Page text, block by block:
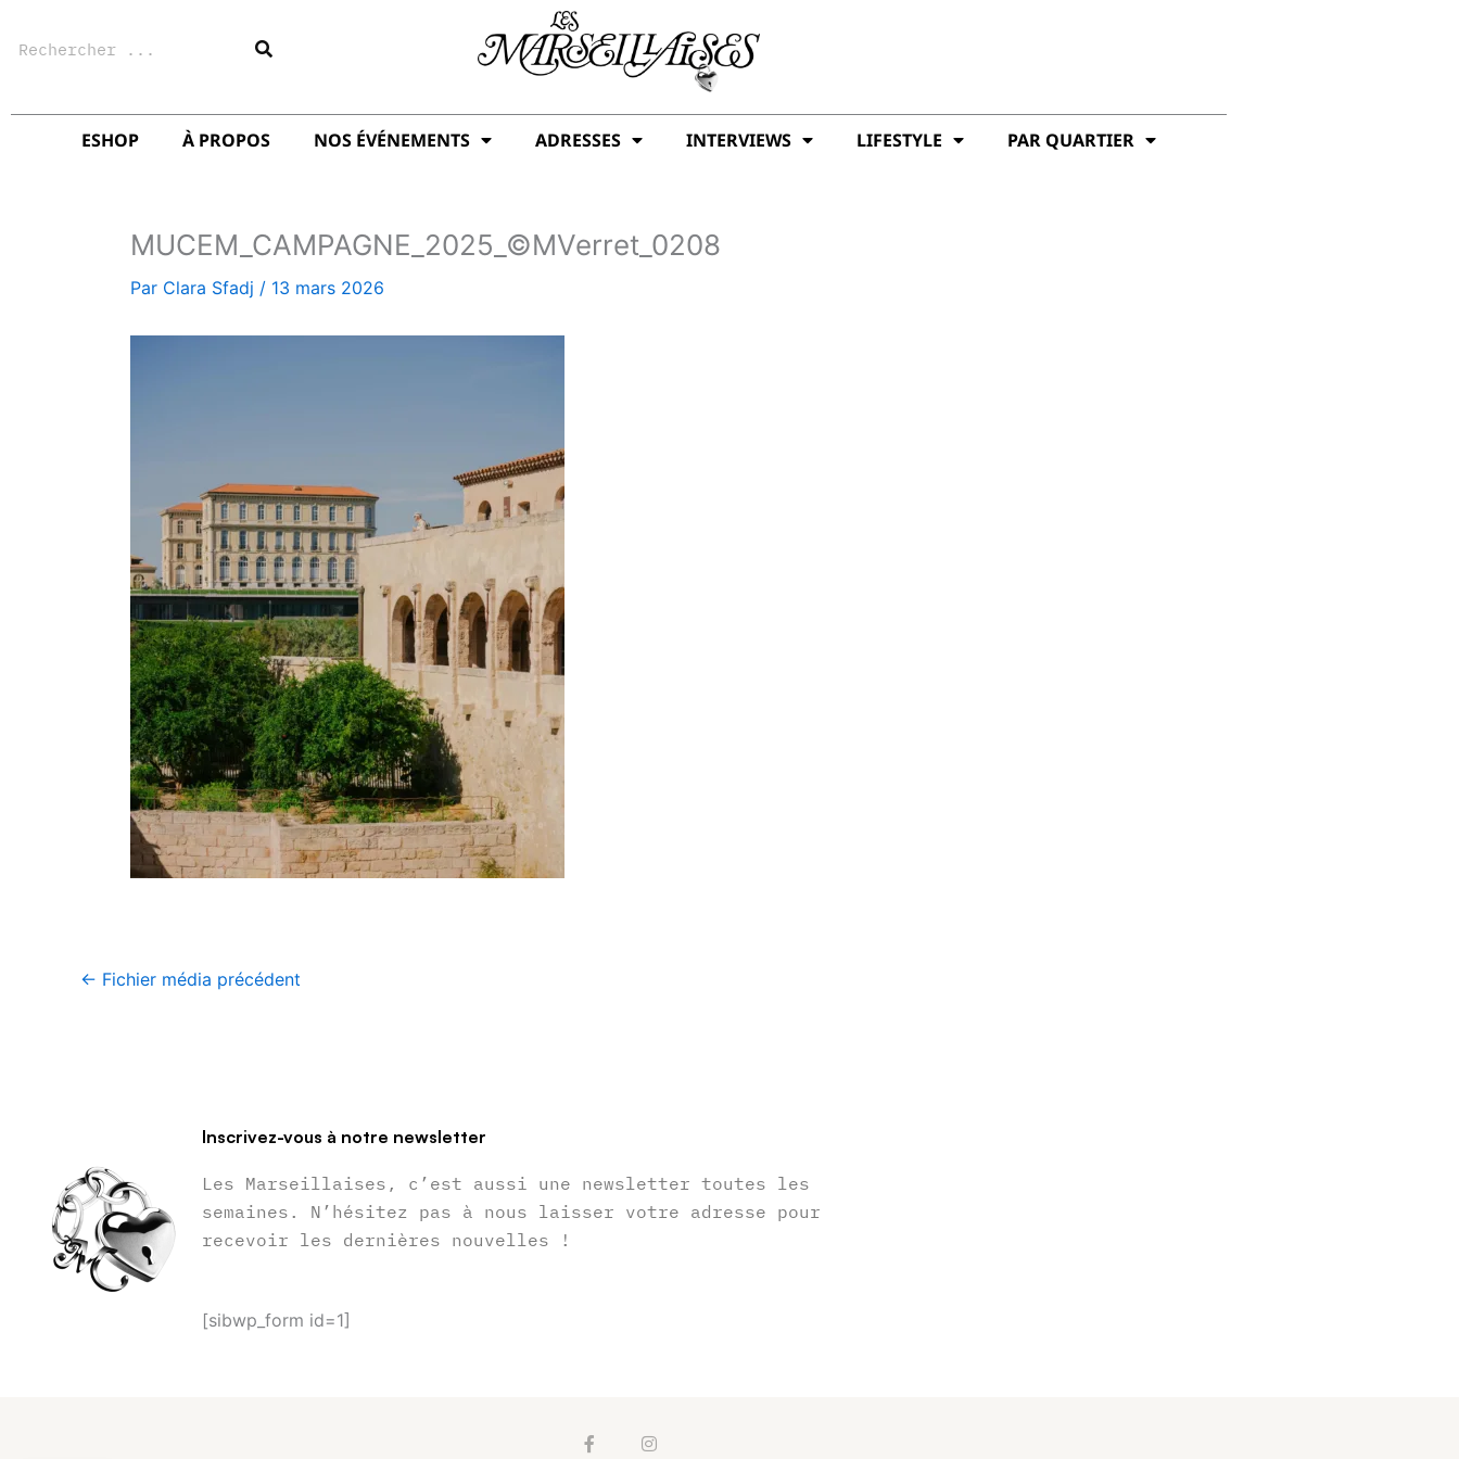
ESHOP À PROPOS NOS ÉVÉNEMENTS ADRESSES INTERVIEWS LIFESTYLE PAR QUARTIER
MUCEM_CAMPAGNE_2025_©MVerret_0208
Par Clara Sfadj / 13 mars 2026
← Fichier média précédent
Inscrivez-vous à notre newsletter
Les Marseillaises, c’est aussi une newsletter toutes les
semaines. N’hésitez pas à nous laisser votre adresse pour
recevoir les dernières nouvelles !
[sibwp_form id=1]
F
I